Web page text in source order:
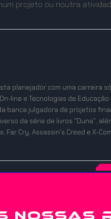
projeto ou noutra
planejador com uma carreira
line e Tecnologias de
banca julgadora de projetos
da série de livros "Duna",
Far Cry, Assassin's Creed e X-
NOSSAS